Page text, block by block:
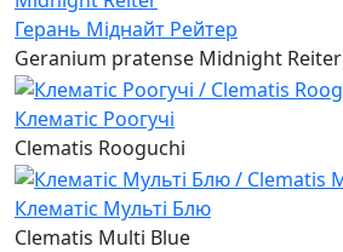
Герань Міднайт Рейтер
Geranium pratense Midnight Reiter
Клематіс Роогучі
Clematis Rooguchi
Клематіс Мульті Блю
Clematis Multi Blue